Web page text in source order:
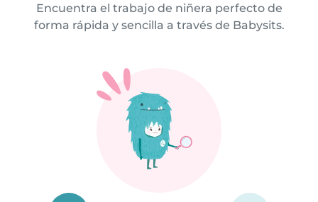
Encuentra el trabajo de niñera perfecto de
forma rápida y sencilla a través de Babysits.